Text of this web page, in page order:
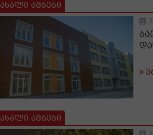
ახალი ამბები
ახალი ამბები